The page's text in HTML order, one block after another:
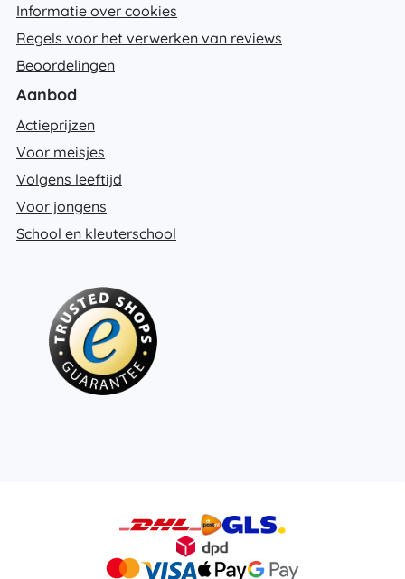
Informatie over cookies
Regels voor het verwerken van reviews
Beoordelingen
Aanbod
Actieprijzen
Voor meisjes
Volgens leeftijd
Voor jongens
School en kleuterschool